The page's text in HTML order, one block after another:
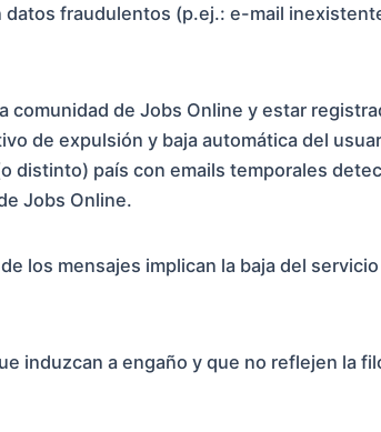
datos fraudulentos (p.ej.: e-mail
comunidad de Jobs Online y estar
de expulsión y baja automática del
distinto) país con emails temporales
Jobs Online.
los mensajes implican la baja del
induzcan a engaño y que no reflejen la